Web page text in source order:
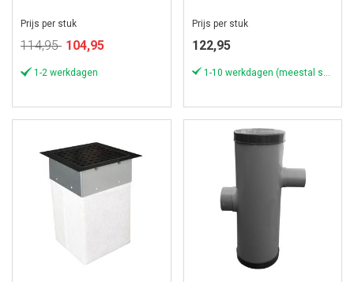
Prijs per stuk
114,95 Speciale
104,95
1-2 werkdagen
Prijs per stuk
122,95
1-10 werkdagen (meestal sneller)